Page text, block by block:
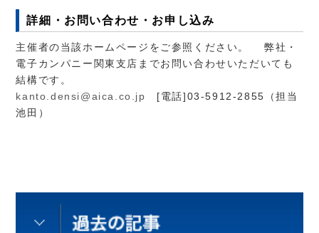
詳細・お問い合わせ・お申し込み
主催者の当該ホームページをご参照ください。 弊社・
電子カンパニー関東支店までお問い合わせいただいても
結構です。
kanto.densi@aica.co.jp
[電話]03-5912-2855（担当
池田）